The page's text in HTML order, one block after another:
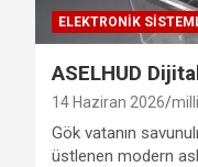
ELEKTRONIK
ASELHUD
14 Haziran 2026
Gök vatanın
üstlenen modern